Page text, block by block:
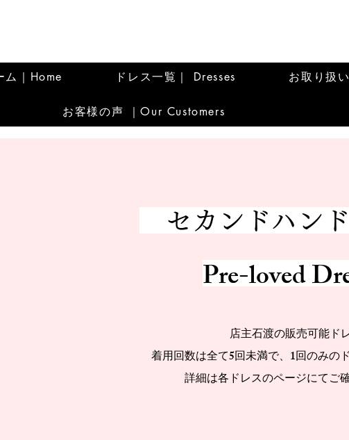
ム｜Home ドレス一覧｜ Dresses お取り扱
お客様の声 ｜Our Customers
セカンドハン
Pre-loved
店主石渡の販売可能ド
着用回数は全て5回未満で、1回のみの
詳細は各ドレスのページにてご